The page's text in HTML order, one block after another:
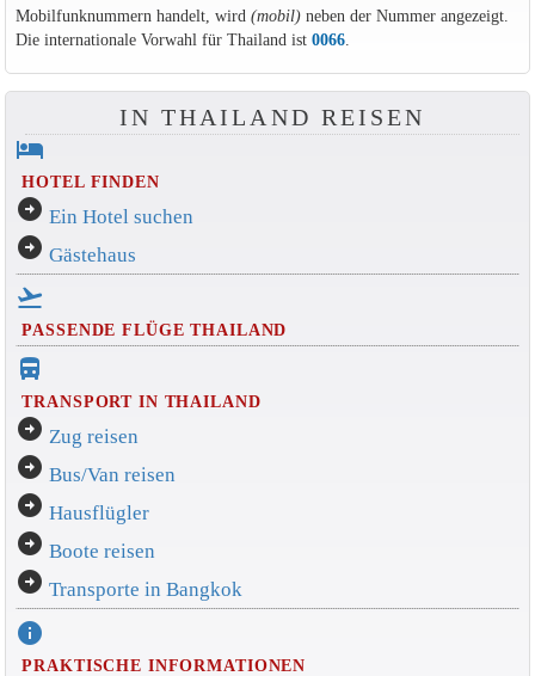
Mobilfunknummern handelt, wird (mobil)neben der Nummer angezeigt.
Die internationale Vorwahl für Thailand ist 0066.
IN THAILAND REISEN
hotel
HOTEL FINDEN
arrow_circle_right Ein Hotel suchen
arrow_circle_right Gästehaus
flight_takeoff
PASSENDE FLÜGE THAILAND
directions_bus_filled
TRANSPORT IN THAILAND
arrow_circle_right Zug reisen
arrow_circle_right Bus/Van reisen
arrow_circle_right Hausflügler
arrow_circle_right Boote reisen
arrow_circle_right Transporte in Bangkok
info
PRAKTISCHE INFORMATIONEN